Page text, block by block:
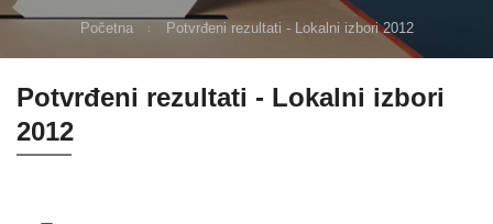
Početna Potvrđeni rezultati - Lokalni izbori 2012
Potvrđeni rezultati - Lokalni izbori
2012